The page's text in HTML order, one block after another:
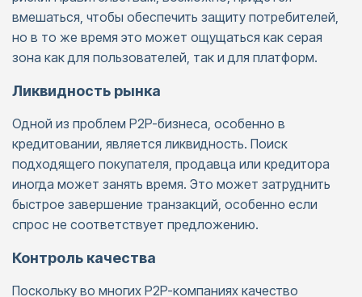
вмешаться, чтобы обеспечить защиту потребителей,
но в то же время это может ощущаться как серая
зона как для пользователей, так и для платформ.
Ликвидность рынка
Одной из проблем P2P-бизнеса, особенно в
кредитовании, является ликвидность. Поиск
подходящего покупателя, продавца или кредитора
иногда может занять время. Это может затруднить
быстрое завершение транзакций, особенно если
спрос не соответствует предложению.
Контроль качества
Поскольку во многих P2P-компаниях качество